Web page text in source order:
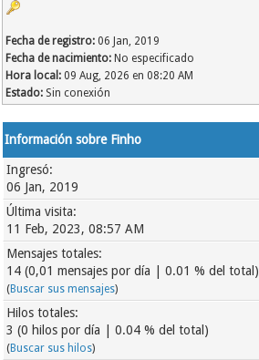
Fecha de registro: 06 Jan, 2019
Fecha de nacimiento: No especificado
Hora local: 09 Aug, 2026 en 08:20 AM
Estado: Sin conexión
Información sobre Finho
Ingresó:
06 Jan, 2019
Última visita:
11 Feb, 2023, 08:57 AM
Mensajes totales:
14 (0,01 mensajes por día | 0.01 % del total)
(Buscar sus mensajes)
Hilos totales:
3 (0 hilos por día | 0.04 % del total)
(Buscar sus hilos)